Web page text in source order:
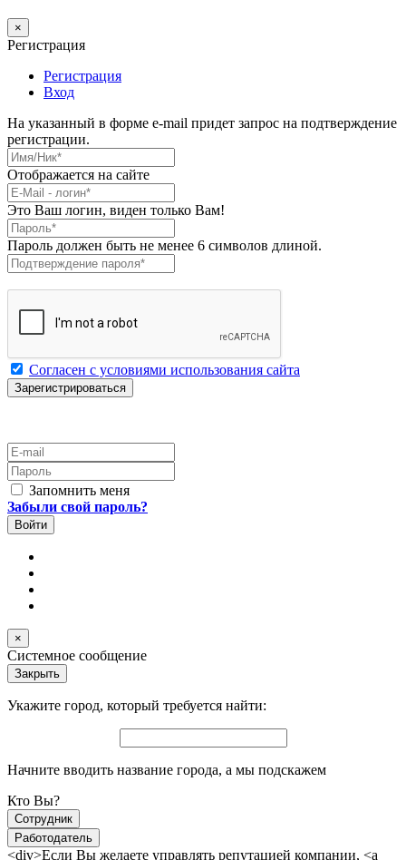
×
Регистрация
Регистрация
Вход
На указанный в форме e-mail придет запрос на подтверждение
регистрации.
Имя/Ник
Отображается на сайте
E-Mail *
Это Ваш логин, виден только Вам!
Пароль*
Пароль должен быть не менее 6 символов длиной.
Подтверждение пароля
Согласен с условиями использования сайта
E-mail
Пароль
Запомнить меня
Забыли свой пароль?
×
Системное сообщение
Закрыть
Укажите город, который требуется найти:
Начните вводить название города, а мы подскажем
Кто Вы?
Сотрудник
Работодатель
<div>Если Вы желаете управлять репутацией компании, <a